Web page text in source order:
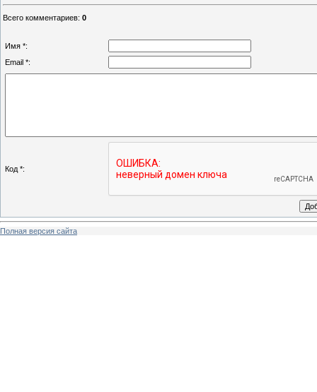
Всего комментариев: 0
Имя *:
Email *:
Код *:
Полная версия сайта